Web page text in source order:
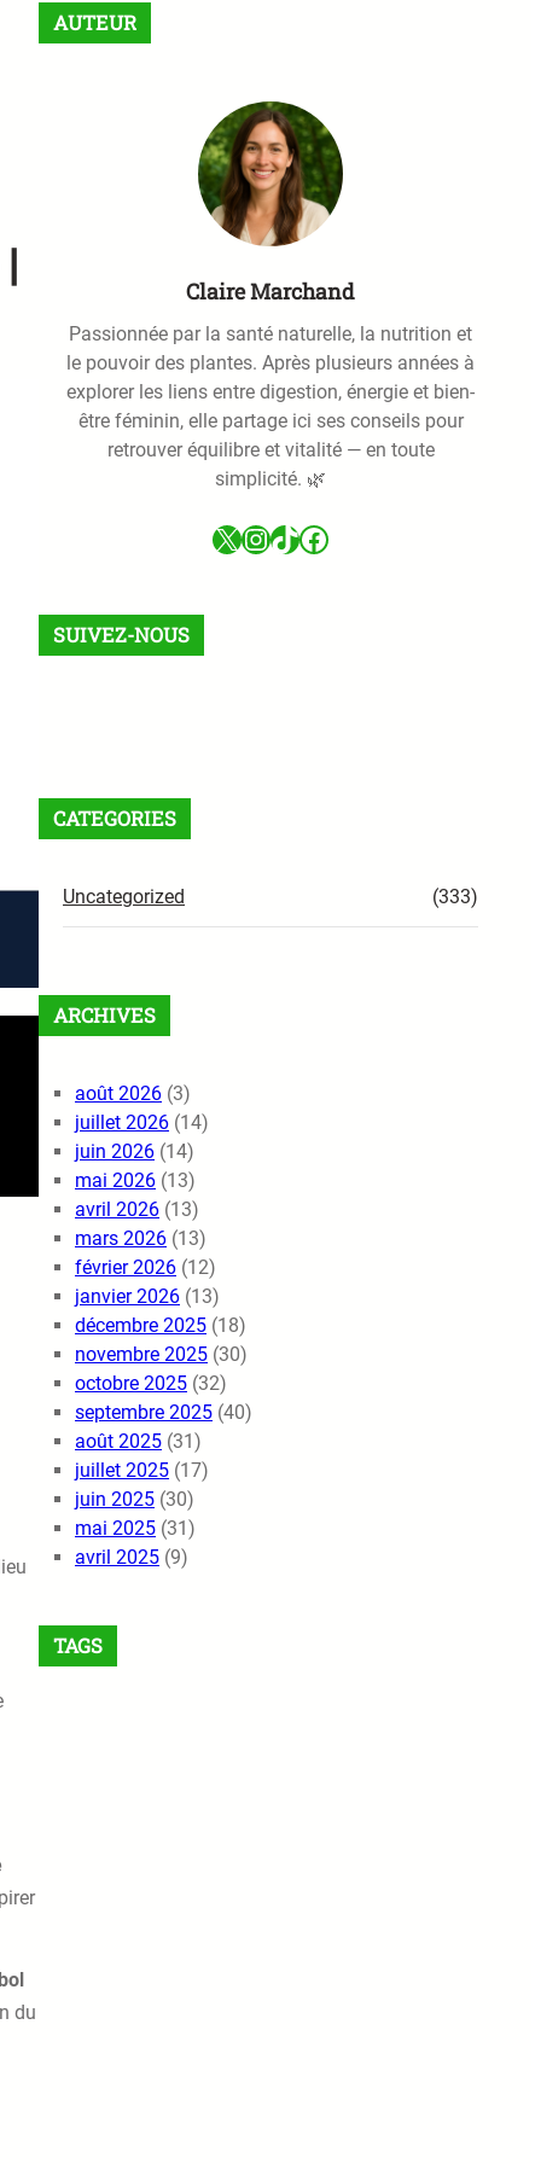
du
r
c
AUTEUR
Claire Marchand
Passionnée par la santé naturelle, la nutrition et
le pouvoir des plantes. Après plusieurs années à
explorer les liens entre digestion, énergie et bien-
être féminin, elle partage ici ses conseils pour
retrouver équilibre et vitalité — en toute
simplicité. 🌿
X InstagramTikTok Facebook
SUIVEZ-NOUS
CATEGORIES
Uncategorized (333)
ARCHIVES
août 2026 (3)
juillet 2026 (14)
juin 2026 (14)
mai 2026 (13)
avril 2026 (13)
mars 2026 (13)
février 2026 (12)
janvier 2026 (13)
décembre 2025 (18)
novembre 2025 (30)
octobre 2025 (32)
septembre 2025 (40)
août 2025 (31)
juillet 2025 (17)
juin 2025 (30)
mai 2025 (31)
avril 2025 (9)
TAGS